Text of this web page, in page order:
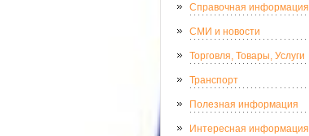
Справочная информация
СМИ и новости
Торговля, Товары, Услуги
Транспорт
Полезная информация
Интересная информация